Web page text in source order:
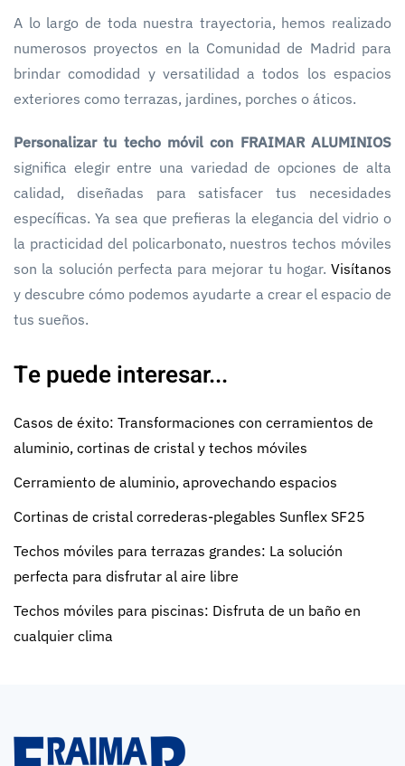
A lo largo de toda nuestra trayectoria, hemos realizado
numerosos proyectos en la Comunidad de Madrid para
brindar comodidad y versatilidad a todos los espacios
exteriores como terrazas, jardines, porches o áticos.
Personalizar tu techo móvil con FRAIMAR ALUMINIOS
significa elegir entre una variedad de opciones de alta
calidad, diseñadas para satisfacer tus necesidades
específicas. Ya sea que prefieras la elegancia del vidrio o
la practicidad del policarbonato, nuestros techos móviles
son la solución perfecta para mejorar tu hogar. Visítanos
y descubre cómo podemos ayudarte a crear el espacio de
tus sueños.
Te puede interesar...
Casos de éxito: Transformaciones con cerramientos de
aluminio, cortinas de cristal y techos móviles
Cerramiento de aluminio, aprovechando espacios
Cortinas de cristal correderas-plegables Sunflex SF25
Techos móviles para terrazas grandes: La solución
perfecta para disfrutar al aire libre
Techos móviles para piscinas: Disfruta de un baño en
cualquier clima